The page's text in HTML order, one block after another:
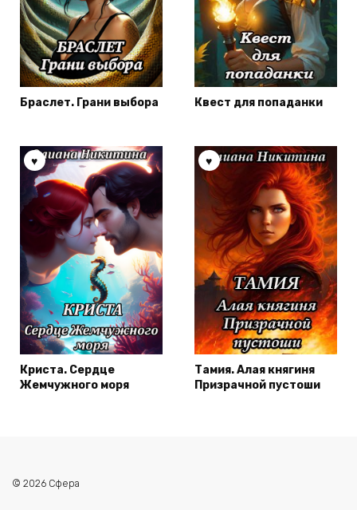
Браслет. Грани выбора Квест для попаданки
Криста. Сердце
Жемчужного моря
Тамия. Алая княгиня
Призрачной пустоши
© 2026 Сфера